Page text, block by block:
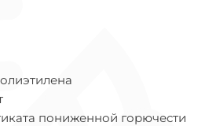
пониженной горючести